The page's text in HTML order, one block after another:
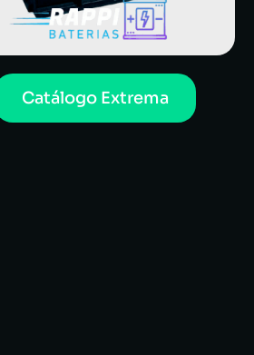
Catálogo Extrema